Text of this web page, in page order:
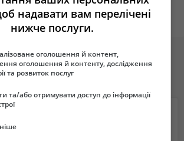
надавати вам перелічені
нижче послуги.
оголошення й контент,
оголошення й контенту, дослідження
та розвиток послуг
та/або отримувати доступ до інформації